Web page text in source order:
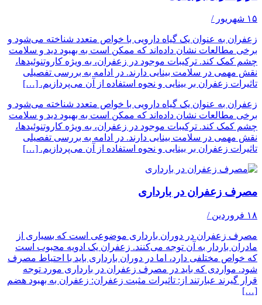
۱۵ شهریور /
زعفران به عنوان یک گیاه دارویی با خواص متعدد شناخته می‌شود و
برخی مطالعات نشان داده‌اند که ممکن است به بهبود دید و سلامت
چشم کمک کند. ترکیبات موجود در زعفران، به ویژه کاروتنوئیدها،
نقش مهمی در سلامت بینایی دارند. در ادامه به بررسی تفصیلی
تاثیرات زعفران بر بینایی و نحوه استفاده از آن می‌پردازیم. […]
زعفران به عنوان یک گیاه دارویی با خواص متعدد شناخته می‌شود و
برخی مطالعات نشان داده‌اند که ممکن است به بهبود دید و سلامت
چشم کمک کند. ترکیبات موجود در زعفران، به ویژه کاروتنوئیدها،
نقش مهمی در سلامت بینایی دارند. در ادامه به بررسی تفصیلی
تاثیرات زعفران بر بینایی و نحوه استفاده از آن می‌پردازیم. […]
مصرف زعفران در بارداری
۱۸ فروردین /
مصرف زعفران در دوران بارداری موضوعی است که بسیاری از
مادران باردار به آن توجه می‌کنند. زعفران یک ادویه محبوب است
که خواص مختلفی دارد، اما در دوران بارداری باید با احتیاط مصرف
شود. مواردی که باید در مصرف زعفران در بارداری مورد توجه
قرار گیرند عبارتند از: تاثیرات مثبت زعفران: زعفران به بهبود هضم
[…]